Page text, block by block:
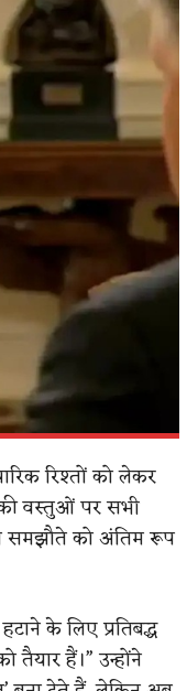
रिश्तों को लेकर
वस्तुओं पर सभी
समझौते को अंतिम रूप
के लिए प्रतिबद्ध
हैं।” उन्होंने